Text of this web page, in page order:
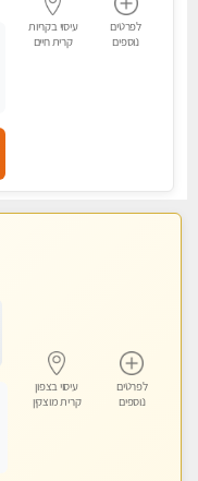
לפרטים
נוספים
עיסוי בקריות
קרית חיים
לפרטים
נוספים
עיסוי בצפון
קרית מוצקין